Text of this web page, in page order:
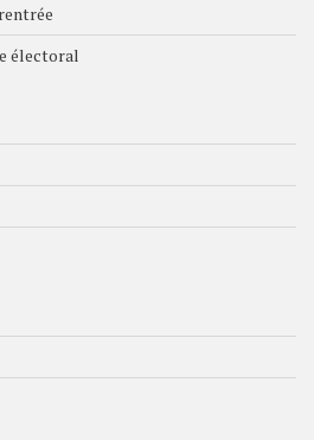
électoral